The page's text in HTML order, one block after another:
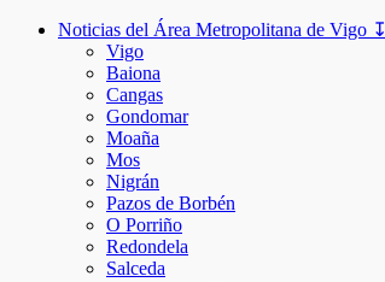
Noticias del Área Metropolitana de Vigo ↧
Vigo
Baiona
Cangas
Gondomar
Moaña
Mos
Nigrán
Pazos de Borbén
O Porriño
Redondela
Salceda